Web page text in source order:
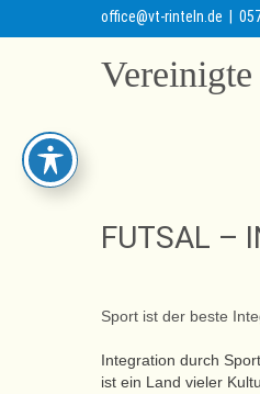
office@vt-rinteln.de |
FUTSAL –
Sport ist der beste
Integration durch
ist ein Land vieler